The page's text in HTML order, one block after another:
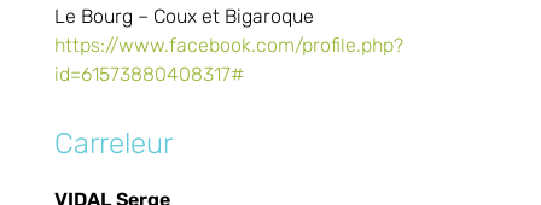
Le Bourg – Coux et Bigaroque
https://www.facebook.com/profile.php?
id=61573880408317#
Carreleur
VIDAL Serge